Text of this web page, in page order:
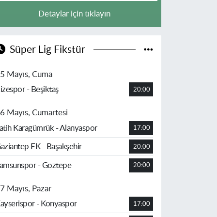
Detaylar için tıklayın
Süper Lig Fikstür
Mayıs, Cuma
- Beşiktaş
20:00
Mayıs, Cumartesi
Karagümrük - Alanyaspor
17:00
FK - Başakşehir 20:00
- Göztepe 20:00
Mayıs, Pazar
- Konyaspor
17:00